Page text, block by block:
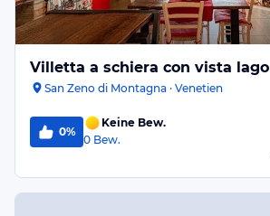
Villetta a schiera con vista lago
San Zeno di Montagna · Venetien
0%
Keine Bew.
0 Bew.